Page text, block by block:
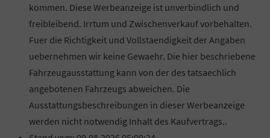
kommen. Diese Werbeanzeige ist unverbindlich und
freibleibend. Irrtum und Zwischenverkauf vorbehalten.
Fuer die Richtigkeit und Vollstaendigkeit der Angaben
uebernehmen wir keine Gewaehr. Die hier beschriebene
Fahrzeugausstattung kann von der des tatsaechlich
angebotenen Fahrzeugs abweichen. Die
Ausstattungsbeschreibungen in dieser Werbeanzeige
werden nicht notwendig Inhalt des Kaufvertrags..